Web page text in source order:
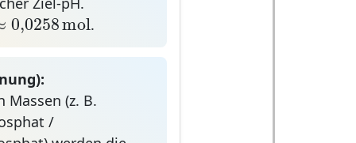
≈ 0,0258
≈0,0258mol
.
(z. B.
/